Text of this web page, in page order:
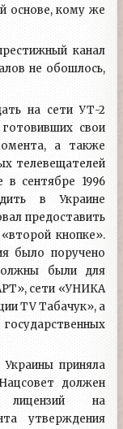
основе, кому же
канал
не обошлось,
на сети УТ-2
свои
а также
телевещателей
в сентябре 1996
в Украине
предоставить
кнопке».
было поручено
были для
сети «УНИКА
TV Табачук», а
приняла
должен
лицензий на
утверждения